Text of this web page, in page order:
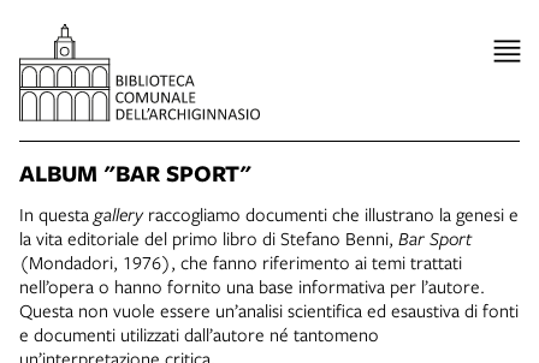
ALBUM "BAR SPORT"
In questa galleryraccogliamo documenti che illustrano la genesi e
la vita editoriale del primo libro di Stefano Benni, Bar Sport
(Mondadori, 1976), che fanno riferimento ai temi trattati
nell’opera o hanno fornito una base informativa per l’autore.
Questa non vuole essere un’analisi scientifica ed esaustiva di fonti
e documenti utilizzati dall’autore né tantomeno
un’interpretazione critica.